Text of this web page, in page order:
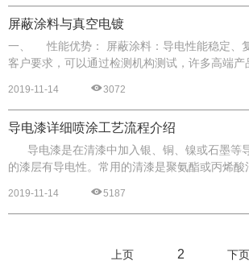
对患者的不正确测量; 5.在工业上可以保护机密区域、研发部门； 6.在
监狱内阻碍未获批准的非手机类通话； 7.还可用于数据中心、技术区
域、学校、儿童房、酒店客房、医院区域、录音
等。
屏蔽涂料与真空电镀
一、 性能优势： 屏蔽涂料：导电性能稳定、复盖面广，可以达到
客户要求，可以通过检测机构测试，许多高端产
法电镀，因此达不到很理想的屏蔽效果。 二、技术方面优势： 屏蔽涂
料：屏蔽技术比较成熟有60多年的历史，最早
西方国家认可，在电子行业广泛应用；并通过
端产品提供保障。 真空电镀：屏蔽效果相对比较弱，不能抵抗较强电
磁波。
2019-11-14 3072
导电漆详细喷涂工艺流程介绍
导电漆是在清漆中加入银、铜、镍或石墨等
的漆层有导电性。常用的清漆是聚氨酯或丙烯酸
入抗沉淀莉和分散剂，以降低导电粉末的沉降
防导电粉末氧化，还常加人抗氧化剂。常用的导
覆的工艺程序如下：
2019-11-14 5187
上页 2 下页